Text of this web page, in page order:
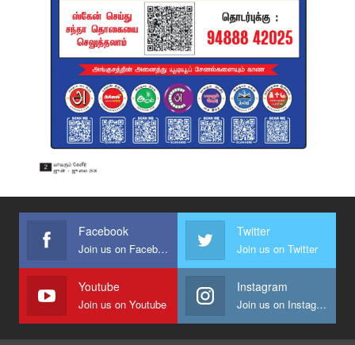
Facebook
Join us on Facebook
Twitter
Join us on Twitter
Youtube
Join us on Youtube
Instagram
Join us on Instagram